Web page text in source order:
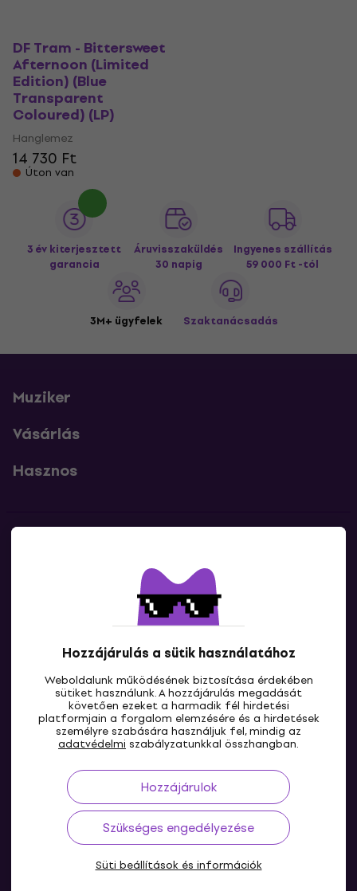
Hozzájárulás a sütik használatához
Weboldalunk működésének biztosítása érdekében
sütiket használunk. A hozzájárulás megadását
követően ezeket a harmadik fél hirdetési
platformjain a forgalom elemzésére és a hirdetések
személyre szabására használjuk fel, mindig az
adatvédelmi szabályzatunkkal összhangban.
Hozzájárulok
Szükséges engedélyezése
Süti beállítások és információk
DF Tram - Bittersweet
Afternoon (Limited
Edition) (Blue
Transparent
Coloured) (LP)
Hanglemez
14 730 Ft
Úton van
3 év kiterjesztett
garancia
Áruvisszaküldés
30 napig
Ingyenes szállítás
59 000 Ft -tól
3M+ ügyfelek Szaktanácsadás
Muziker
Vásárlás
Hasznos
Lépj kapcsolatba velünk
HU